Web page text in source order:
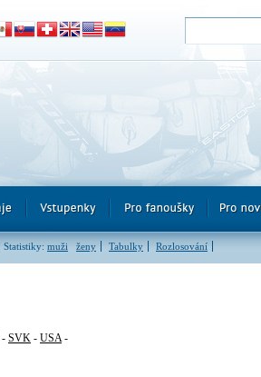
Statistiky: muži ženy Tabulky Rozlosování
- SVK - USA-